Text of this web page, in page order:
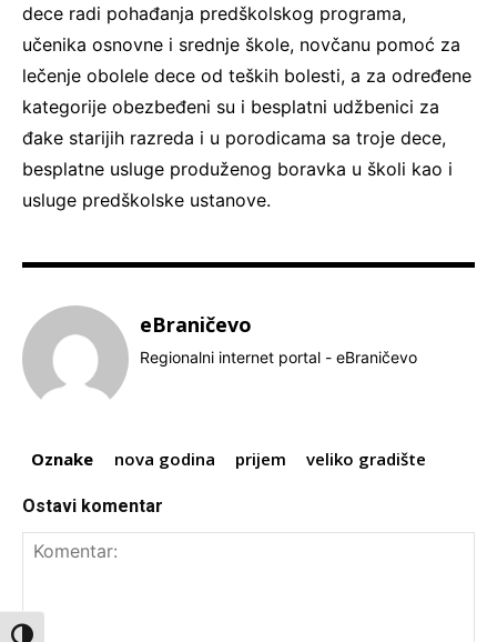
dece radi pohađanja predškolskog programa,
učenika osnovne i srednje škole, novčanu pomoć za
lečenje obolele dece od teških bolesti, a za određene
kategorije obezbeđeni su i besplatni udžbenici za
đake starijih razreda i u porodicama sa troje dece,
besplatne usluge produženog boravka u školi kao i
usluge predškolske ustanove.
eBraničevo
Regionalni internet portal - eBraničevo
Oznake nova godina prijem veliko gradište
Ostavi komentar